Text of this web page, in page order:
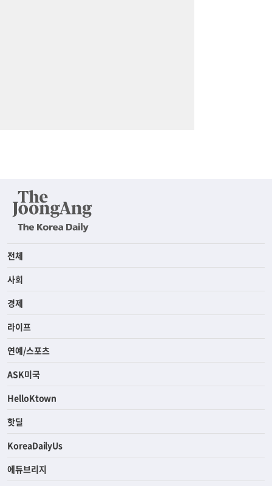
전체
사회
경제
라이프
연예/스포츠
ASK미국
HelloKtown
핫딜
KoreaDailyUs